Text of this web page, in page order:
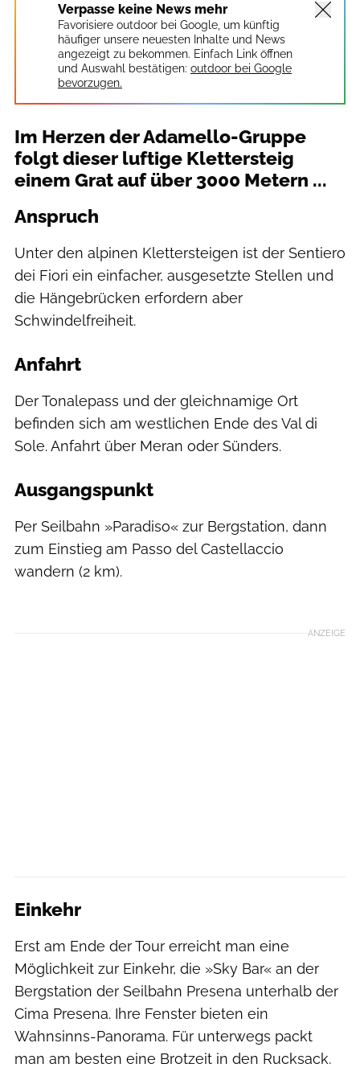
Verpasse keine News mehr
Favorisiere outdoor bei Google, um künftig
häufiger unsere neuesten Inhalte und News
angezeigt zu bekommen. Einfach Link öffnen
und Auswahl bestätigen: outdoor bei Google
bevorzugen.
Im Herzen der Adamello-Gruppe
folgt dieser luftige Klettersteig
einem Grat auf über 3000 Metern ...
Anspruch
Unter den alpinen Klettersteigen ist der Sentiero
dei Fiori ein einfacher, ausgesetzte Stellen und
die Hängebrücken erfordern aber
Schwindelfreiheit.
Anfahrt
Der Tonalepass und der gleichnamige Ort
befinden sich am westlichen Ende des Val di
Sole. Anfahrt über Meran oder Sünders.
Ausgangspunkt
Per Seilbahn »Paradiso« zur Bergstation, dann
zum Einstieg am Passo del Castellaccio
wandern (2 km).
ANZEIGE
Einkehr
Erst am Ende der Tour erreicht man eine
Möglichkeit zur Einkehr, die »Sky Bar« an der
Bergstation der Seilbahn Presena unterhalb der
Cima Presena. Ihre Fenster bieten ein
Wahnsinns-Panorama. Für unterwegs packt
man am besten eine Brotzeit in den Rucksack.